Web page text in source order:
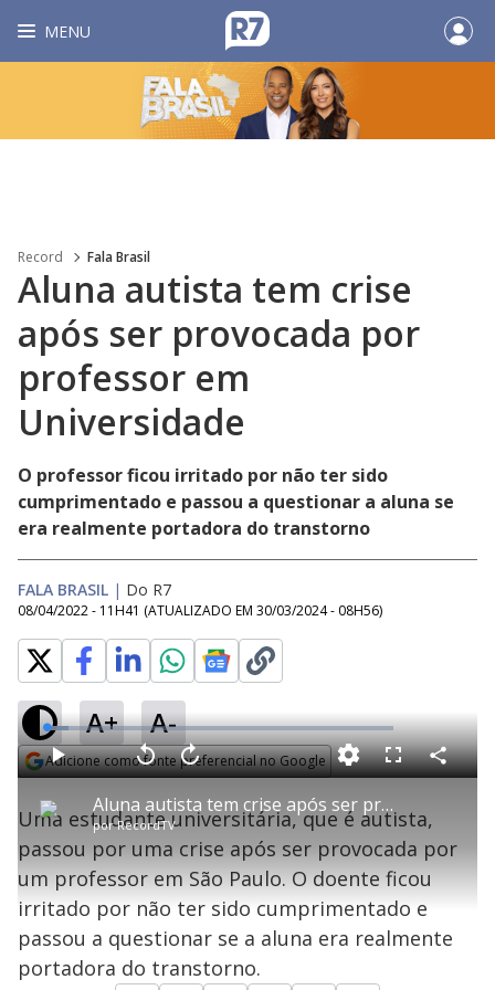
MENU
Record Fala Brasil
Aluna autista tem crise
após ser provocada por
professor em
Universidade
O professor ficou irritado por não ter sido
cumprimentado e passou a questionar a aluna se
era realmente portadora do transtorno
FALA BRASIL | Do R7
08/04/2022 - 11H41 (ATUALIZADO EM 30/03/2024 - 08H56)
A+ A-
Adicione como fonte preferencial no Google
P
l
a
Aluna autista tem crise após ser provocada por professor em Universidade
porRecordTV
P V
t
a
r
0
e
n
d
s
A
a
n
ç
a
1
u
n
o
s
L
o
a
d
e
.
4
4
%
F
s
c
e
n
C
o
i
l
Uma estudante universitária, que é autista,
passou por uma crise após ser provocada por
um professor em São Paulo. O doente ficou
irritado por não ter sido cumprimentado e
passou a questionar se a aluna era realmente
portadora do transtorno.